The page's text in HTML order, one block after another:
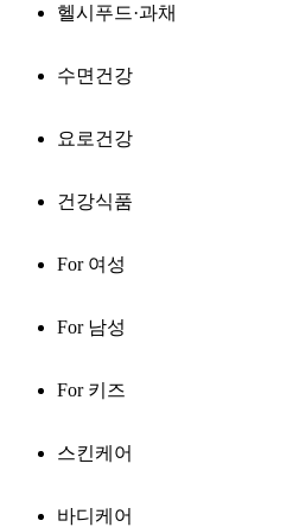
헬시푸드·과채
수면건강
요로건강
건강식품
For 여성
For 남성
For 키즈
스킨케어
바디케어